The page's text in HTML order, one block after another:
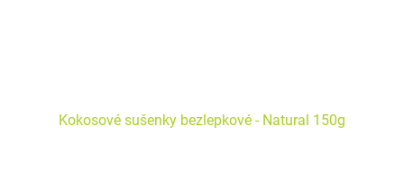
Kokosové sušenky bezlepkové - Natural 150g